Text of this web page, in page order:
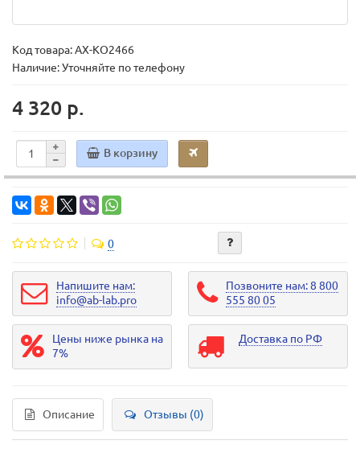
Код товара:AX-KO2466
Наличие: Уточняйте по телефону
4 320 р.
В корзину
0
Напишите нам:
info@ab-lab.pro
Позвоните нам: 8 800
555 80 05
Цены ниже рынка на
7%
Доставка по РФ
Описание Отзывы (0)